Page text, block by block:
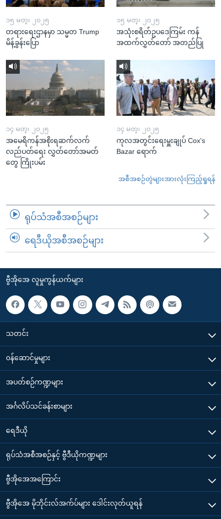
၁၅ မတ္၊ ၂၀၂၅
တရားရေးဌာနမှာ သမ္မတ Trump
မိန့်ခွန်းပြော
၁၅ မတ္၊ ၂၀၂၅
အသုံးစရိတ်ဥပဒေကြမ်း ကန်
အထက်လွှတ်တော် အတည်ပြု
၁၄ မတ္၊ ၂၀၂၅
အမေရိကန်အစိုးရဆက်လက်
လည်ပတ်ရေး လွှတ်တော်အမတ်
တွေ ကြိုးပမ်း
၁၄ မတ္၊ ၂၀၂၅
ကုလအတွင်းရေးမှူးချုပ် Cox's
Bazar ရောက်
အစီအစဉ်တွဲများအားလုံးကြည့်ရှုရန်
ရုပ်သံအစီအစဉ်များ
ရေဒီယိုအစီအစဉ်များ
ဗွီအိုအေ လူမှုကွန်ယက်များ
သတင်း
၀န်ဆောင်မှုများ
အပတ်စဉ်ကဏ္ဍများ
အင်္ဂလိပ်သင်ခန်းစာများ
ရေဒီယို
ရုပ်သံအစီအစဉ်နှင့် ဗွီဒီယိုကဏ္ဍများ
ဗွီအိုအေအကြောင်း
ဗွီအိုအေ မိုဘိုင်းလ်အက်ပ်များ ဒေါင်းလုတ်ယူရန်